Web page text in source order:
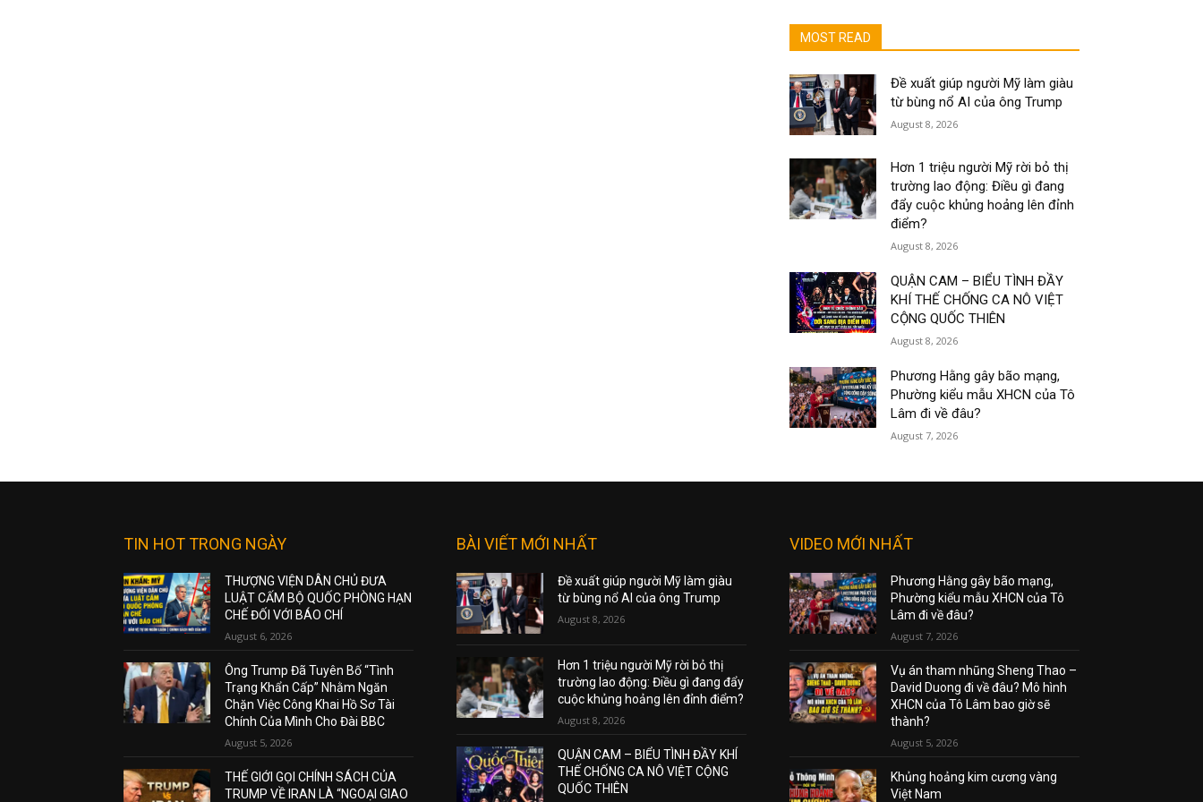
MOST READ
Đề xuất giúp người Mỹ làm giàu
từ bùng nổ AI của ông Trump
August 8, 2026
Hơn 1 triệu người Mỹ rời bỏ thị
trường lao động: Điều gì đang
đẩy cuộc khủng hoảng lên đỉnh
điểm?
August 8, 2026
QUẬN CAM – BIỂU TÌNH ĐẦY
KHÍ THẾ CHỐNG CA NÔ VIỆT
CỘNG QUỐC THIÊN
August 8, 2026
Phương Hằng gây bão mạng,
Phường kiểu mẫu XHCN của Tô
Lâm đi về đâu?
August 7, 2026
TIN HOT TRONG NGÀY
THƯỢNG VIỆN DÂN CHỦ ĐƯA
LUẬT CẤM BỘ QUỐC PHÒNG HẠN
CHẾ ĐỐI VỚI BÁO CHÍ
August 6, 2026
Ông Trump Đã Tuyên Bố “Tình
Trạng Khẩn Cấp” Nhằm Ngăn
Chặn Việc Công Khai Hồ Sơ Tài
Chính Của Mình Cho Đài BBC
August 5, 2026
THẾ GIỚI GỌI CHÍNH SÁCH CỦA
TRUMP VỀ IRAN LÀ “NGOẠI GIAO
BÀI VIẾT MỚI NHẤT
Đề xuất giúp người Mỹ làm giàu
từ bùng nổ AI của ông Trump
August 8, 2026
Hơn 1 triệu người Mỹ rời bỏ thị
trường lao động: Điều gì đang đẩy
cuộc khủng hoảng lên đỉnh điểm?
August 8, 2026
QUẬN CAM – BIỂU TÌNH ĐẦY KHÍ
THẾ CHỐNG CA NÔ VIỆT CỘNG
QUỐC THIÊN
VIDEO MỚI NHẤT
Phương Hằng gây bão mạng,
Phường kiểu mẫu XHCN của Tô
Lâm đi về đâu?
August 7, 2026
Vụ án tham nhũng Sheng Thao –
David Duong đi về đâu? Mô hình
XHCN của Tô Lâm bao giờ sẽ
thành?
August 5, 2026
Khủng hoảng kim cương vàng
Việt Nam